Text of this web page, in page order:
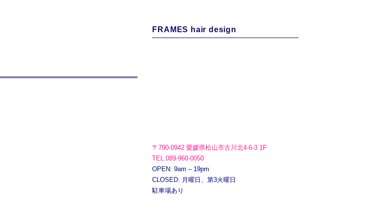
FRAMES hair design
〒790-0942 愛媛県松山市古川北4-6-3 1F
TEL.089-960-0050
OPEN: 9am – 19pm
CLOSED: 月曜日、第3火曜日
駐車場あり